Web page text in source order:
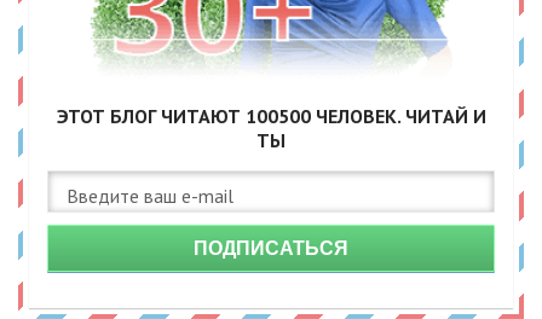
ЭТОТ БЛОГ ЧИТАЮТ 100500ЧЕЛОВЕК. ЧИТАЙ И
ТЫ
ПОДПИСАТЬСЯ